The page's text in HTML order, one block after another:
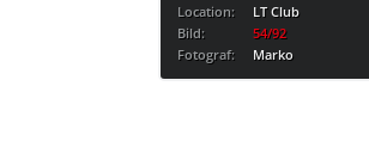
Location:
LT Club
Bild:
54/92
Fotograf:
Marko